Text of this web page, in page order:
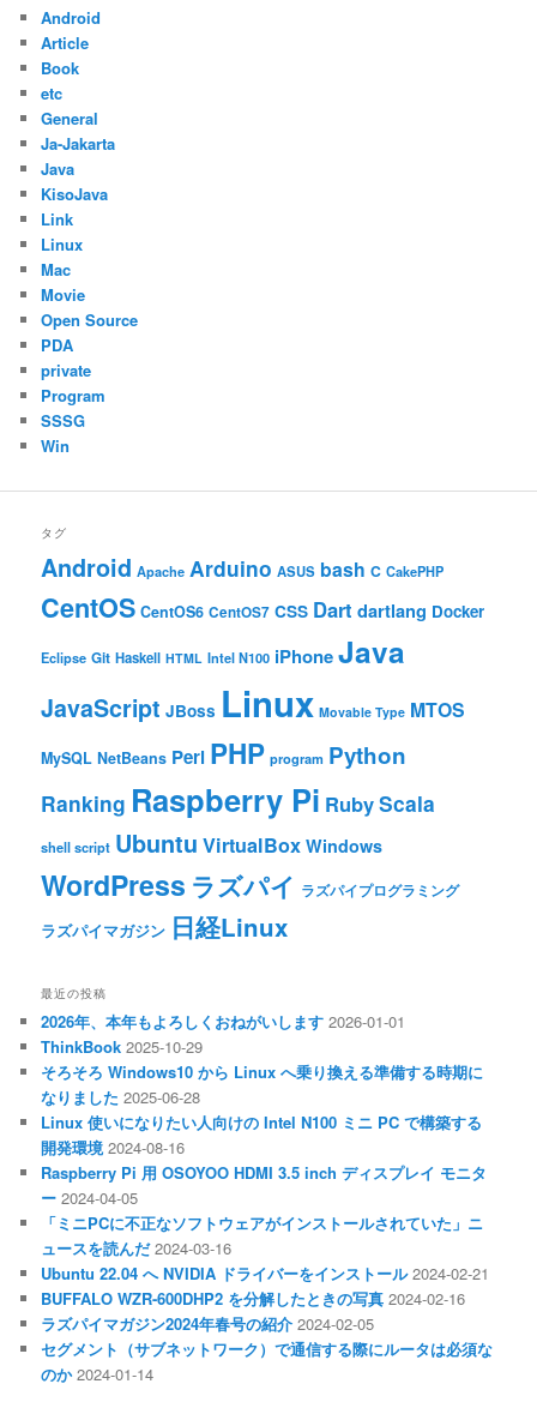
Android
Article
Book
etc
General
Ja-Jakarta
Java
KisoJava
Link
Linux
Mac
Movie
Open Source
PDA
private
Program
SSSG
Win
タグ
Android Apache Arduino ASUS bash C CakePHP
CentOS CentOS6 CentOS7 CSS Dart dartlang Docker
Eclipse Git Haskell HTML Intel N100 iPhoneJava
JavaScript JBoss Linux Movable Type MTOS
MySQL NetBeans Perl PHP program Python
Ranking Raspberry Pi RubyScala
shell script Ubuntu VirtualBox Windows
WordPress ラズパイ ラズパイプログラミング
ラズパイマガジン 日経Linux
最近の投稿
2026年、本年もよろしくおねがいします 2026-01-01
ThinkBook 2025-10-29
そろそろ Windows10 から Linux へ乗り換える準備する時期に
なりました 2025-06-28
Linux 使いになりたい人向けの Intel N100 ミニ PC で構築する
開発環境 2024-08-16
Raspberry Pi 用 OSOYOO HDMI 3.5 inch ディスプレイ モニタ
ー 2024-04-05
「ミニPCに不正なソフトウェアがインストールされていた」ニ
ュースを読んだ 2024-03-16
Ubuntu 22.04 へ NVIDIA ドライバーをインストール 2024-02-21
BUFFALO WZR-600DHP2 を分解したときの写真 2024-02-16
ラズパイマガジン2024年春号の紹介 2024-02-05
セグメント（サブネットワーク）で通信する際にルータは必須な
のか 2024-01-14